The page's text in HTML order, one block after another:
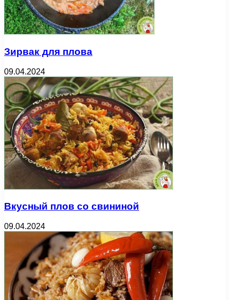
Зирвак для плова
09.04.2024
Вкусный плов со свининой
09.04.2024